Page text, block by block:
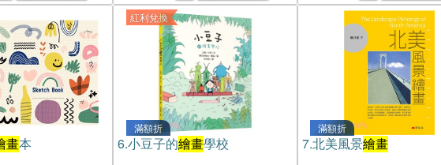
畫本
紅利兌換
滿額折
6.小豆子的繪畫學校
滿額折
7.北美風景繪畫